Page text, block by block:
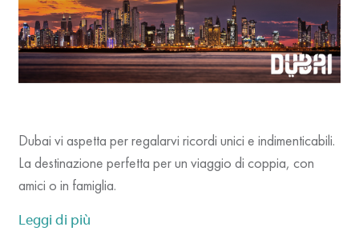
Dubai vi aspetta per regalarvi ricordi unici e indimenticabili.
La destinazione perfetta per un viaggio di coppia, con
amici o in famiglia.
Leggi di più